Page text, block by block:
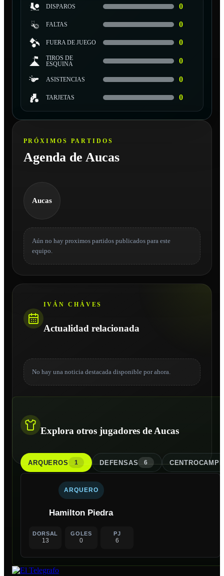
DISPAROS 0
FALTAS 0
FUERA DE JUEGO 0
TIROS DE
ESQUINA
0
ASISTENCIAS 0
TARJETAS 0
PRÓXIMOS PARTIDOS
Agenda de Aucas
Aucas
Aún no hay proximos partidos publicados para este
equipo.
IVÁN CHÁVES
Actualidad relacionada
No hay una noticia destacada disponible por ahora.
Explora otros jugadores de Aucas
ARQUEROS 1 DEFENSAS 6
ARQUERO
Hamilton Piedra
DORSAL
13
GOLES
0
PJ
6